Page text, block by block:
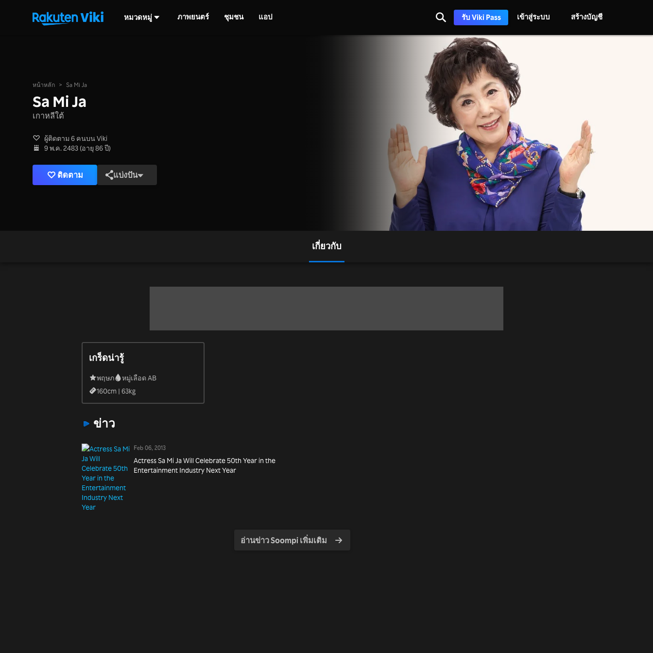
หมวดหมู่ ภาพยนตร์ ชุมชน แอป รับ Viki Pass เข้าสู่ระบบ สร้างบัญชี
หน้าหลัก > Sa Mi Ja
Sa Mi Ja
เกาหลีใต้
ผู้ติดตาม 6 คนบน Viki
9 พ.ค. 2483 (อายุ 86 ปี)
ติดตาม แบ่งปัน
เกี่ยวกับ
เกร็ดน่ารู้
พฤษภ
หมู่เลือด AB
160cm | 63kg
ข่าว
Feb 06, 2013
Actress Sa Mi Ja Will Celebrate 50th Year in the
Entertainment Industry Next Year
อ่านข่าว Soompi เพิ่มเติม